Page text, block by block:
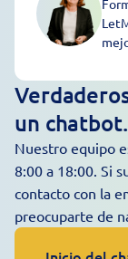
un chatbot.
Nuestro equipo
8:00 a 18:00. Si
contacto con la
preocuparte de